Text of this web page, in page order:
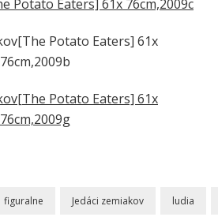
figuralne Jedáci zemiakov ludia